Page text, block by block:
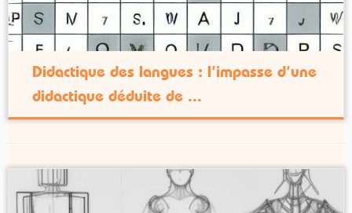
Didactique des langues : l’impasse d’une
didactique déduite de ...